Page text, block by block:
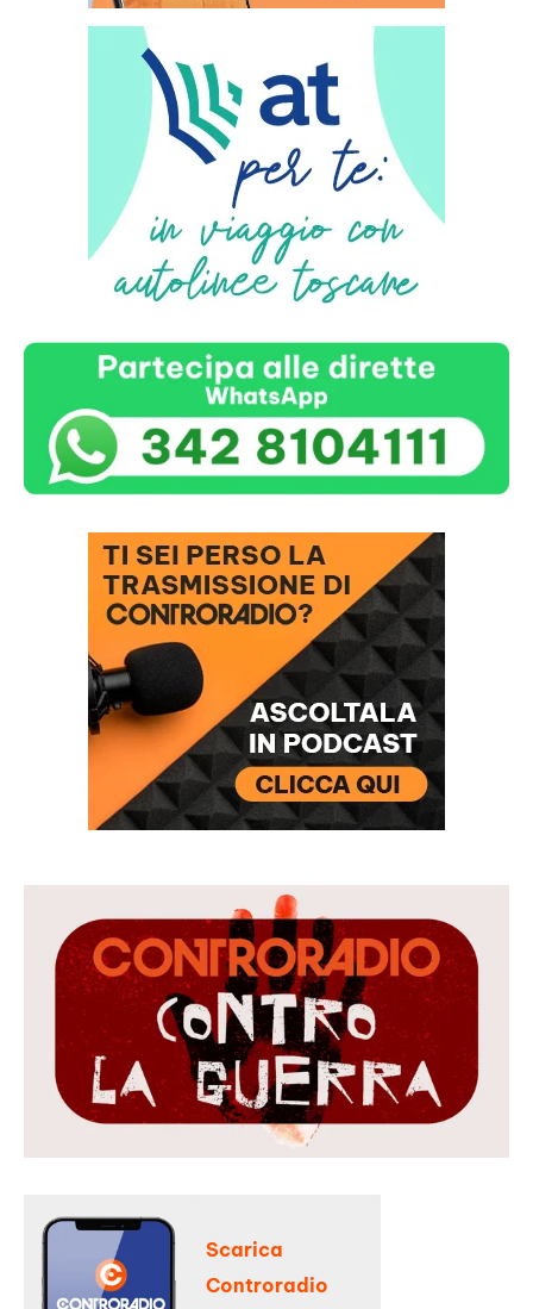
Scarica
Controradio